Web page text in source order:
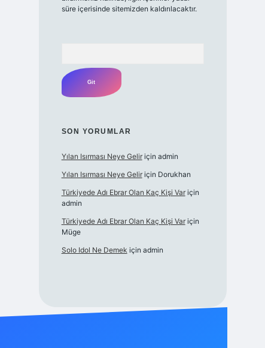
süre içerisinde sitemizden kaldırılacaktır.
SON YORUMLAR
Yılan Isırması Neye Geliriçin admin
Yılan Isırması Neye Geliriçin Dorukhan
Türkiyede Adı Ebrar Olan Kaç Kişi Variçin
admin
Türkiyede Adı Ebrar Olan Kaç Kişi Variçin
Müge
Solo Idol Ne Demek için admin